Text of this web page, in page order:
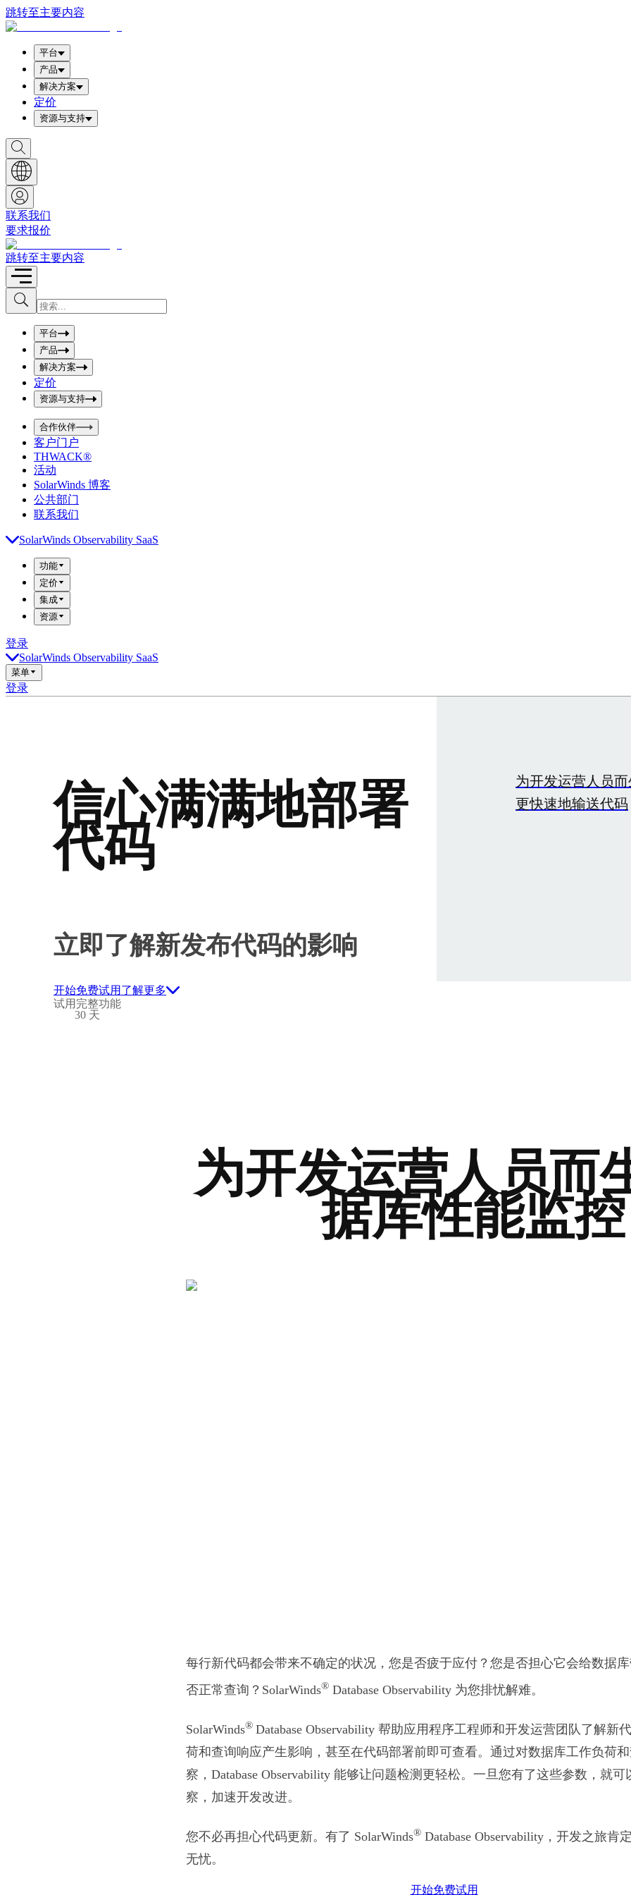
跳转至主要内容
平台
产品
解决方案
定价
资源与支持
S
h
o
w
S
e
a
r
c
h
b
o
x
联系我们
要求报价
跳转至主要内容
S
u
b
I
n
u
t
S
e
a
r
c
h
b
o
x
平台
产品
解决方案
定价
资源与支持
合作伙伴
客户门户
THWACK®
活动
SolarWinds 博客
公共部门
联系我们
SolarWinds Observability SaaS
功能
定价
集成
资源
登录
SolarWinds Observability SaaS
菜单
登录
信心满满地部署
代码
立即了解新发布代码的影响
开始免费试用
试用完整功能
30 天
了解更多
为开发运营人员
更快速地输送代码
为开发运营人员而
据库性能监控
每行新代码都会带来不确定的状况，您是否疲于应付？您是否担心它会给数据
否正常查询？SolarWinds® Database Observability 为您排忧解难。
SolarWinds® Database Observability 帮助应用程序工程师和开发运营团队了解新
荷和查询响应产生影响，甚至在代码部署前即可查看。通过对数据库工作负荷
察，Database Observability 能够让问题检测更轻松。一旦您有了这些参数，就
察，加速开发改进。
您不必再担心代码更新。有了 SolarWinds® Database Observability，开发之旅肯
无忧。
开始免费试用